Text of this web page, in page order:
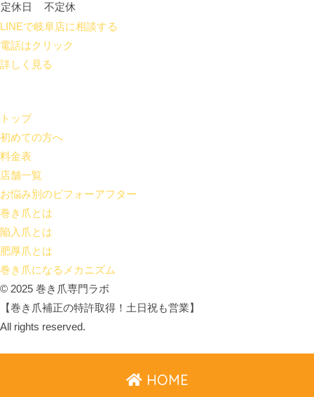
定休日
不定休
LINEで岐阜店に相談する
電話はクリック
詳しく見る
トップ
初めての方へ
料金表
店舗一覧
お悩み別のビフォーアフター
巻き爪とは
陥入爪とは
肥厚爪とは
巻き爪になるメカニズム
© 2025 巻き爪専門ラボ
【巻き爪補正の特許取得！土日祝も営業】
All rights reserved.
HOME